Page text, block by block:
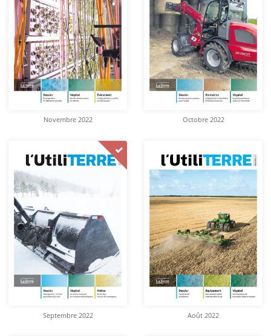
Novembre 2022 Octobre 2022
Septembre 2022 Août 2022